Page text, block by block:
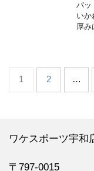
バッ
いか
厚み
1 2 …
ワケスポーツ宇和
〒797-0015